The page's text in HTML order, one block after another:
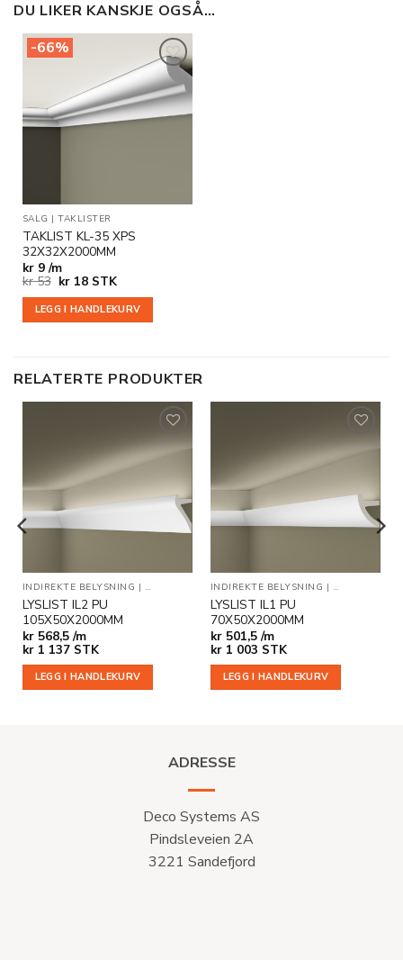
DU LIKER KANSKJE OGSÅ…
-66%
Legg til
i
ønskeliste
SALG |TAKLISTER
TAKLIST KL-35 XPS
32X32X2000MM
kr9 /m
kr53 Opprinnelig
var:
kr 53.
kr18Nåværende
er:
kr 18.
STK
LEGG I HANDLEKURV
RELATERTE PRODUKTER
ønskeliste
INDIREKTE BELYSNING | TAKLISTER
LYSLIST IL2 PU
105X50X2000MM
kr568,5 /m
kr1 137 STK
LEGG I HANDLEKURV
INDIREKTE BELYSNING | TAKLISTER
LYSLIST IL1 PU
70X50X2000MM
kr501,5 /m
kr1 003 STK
LEGG I HANDLEKURV
ADRESSE
Deco Systems AS
Pindsleveien 2A
3221 Sandefjord